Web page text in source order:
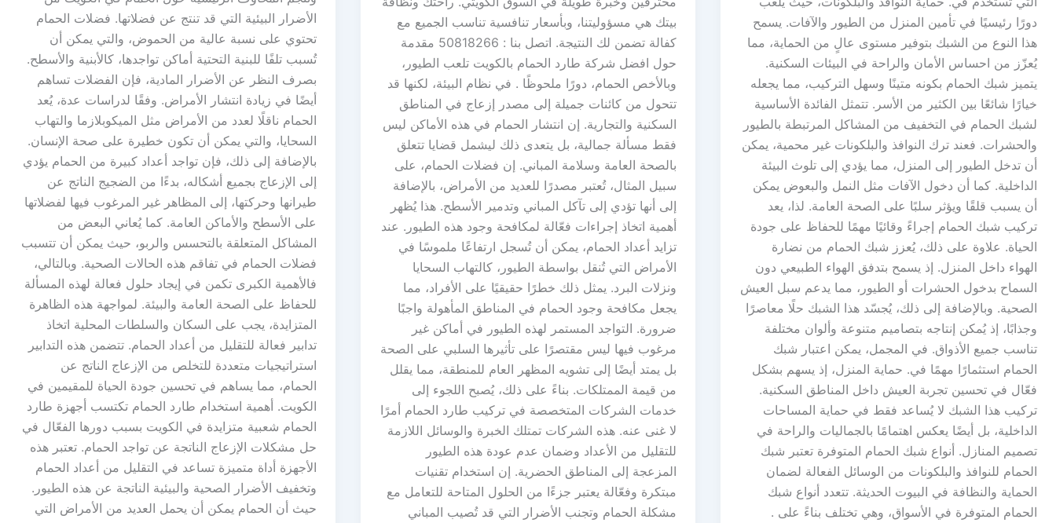
دورًا رئيسيًا في تأمين المنزل من الطيور والآفات. يسمح
هذا النوع من الشبك بتوفير مستوى عالٍ من الحماية، مما
يُعزّز من احساس الأمان والراحة في البيئات السكنية.
يتميز شبك الحمام بكونه متينًا وسهل التركيب، مما يجعله
خيارًا شائعًا بين الكثير من الأسر. تتمثل الفائدة الأساسية
لشبك الحمام في التخفيف من المشاكل المرتبطة بالطيور
والحشرات. فعند ترك النوافذ والبلكونات غير محمية، يمكن
أن تدخل الطيور إلى المنزل، مما يؤدي إلى تلوث البيئة
الداخلية. كما أن دخول الآفات مثل النمل والبعوض يمكن
أن يسبب قلقًا ويؤثر سلبًا على الصحة العامة. لذا، يعد
تركيب شبك الحمام إجراءً وقائيًا مهمًا للحفاظ على جودة
الحياة. علاوة على ذلك، يُعزز شبك الحمام من نضارة
الهواء داخل المنزل. إذ يسمح بتدفق الهواء الطبيعي دون
السماح بدخول الحشرات أو الطيور، مما يدعم سبل العيش
الصحية. وبالإضافة إلى ذلك، يُجسّد هذا الشبك حلًا معاصرًا
وجذابًا، إذ يُمكن إنتاجه بتصاميم متنوعة وألوان مختلفة
تناسب جميع الأذواق. في المجمل، يمكن اعتبار شبك
الحمام استثمارًا مهمًا في. حماية المنزل، إذ يسهم بشكل
فعّال في تحسين تجربة العيش داخل المناطق السكنية.
تركيب هذا الشبك لا يُساعد فقط في حماية المساحات
الداخلية، بل أيضًا يعكس اهتمامًا بالجماليات والراحة في
تصميم المنازل. أنواع شبك الحمام المتوفرة تعتبر شبك
الحمام للنوافذ والبلكونات من الوسائل الفعالة لضمان
الحماية والنظافة في البيوت الحديثة. تتعدد أنواع شبك
الحمام المتوفرة في الأسواق، وهي تختلف بناءً على .
بيتك هي مسؤوليتنا، وبأسعار تنافسية تناسب الجميع مع
كفالة تضمن لك النتيجة. اتصل بنا : 50818266 مقدمة
حول افضل شركة طارد الحمام بالكويت تلعب الطيور،
وبالأخص الحمام، دورًا ملحوظًا . في نظام البيئة، لكنها قد
تتحول من كائنات جميلة إلى مصدر إزعاج في المناطق
السكنية والتجارية. إن انتشار الحمام في هذه الأماكن ليس
فقط مسألة جمالية، بل يتعدى ذلك ليشمل قضايا تتعلق
بالصحة العامة وسلامة المباني. إن فضلات الحمام، على
سبيل المثال، تُعتبر مصدرًا للعديد من الأمراض، بالإضافة
إلى أنها تؤدي إلى تآكل المباني وتدمير الأسطح. هذا يُظهر
أهمية اتخاذ إجراءات فعّالة لمكافحة وجود هذه الطيور. عند
تزايد أعداد الحمام، يمكن أن تُسجل ارتفاعًا ملموسًا في
الأمراض التي تُنقل بواسطة الطيور، كالتهاب السحايا
ونزلات البرد. يمثل ذلك خطرًا حقيقيًا على الأفراد، مما
يجعل مكافحة وجود الحمام في المناطق المأهولة واجبًا
ضرورة. التواجد المستمر لهذه الطيور في أماكن غير
مرغوب فيها ليس مقتصرًا على تأثيرها السلبي على الصحة
بل يمتد أيضًا إلى تشويه المظهر العام للمنطقة، مما يقلل
من قيمة الممتلكات. بناءً على ذلك، يُصبح اللجوء إلى
خدمات الشركات المتخصصة في تركيب طارد الحمام أمرًا
لا غنى عنه. هذه الشركات تمتلك الخبرة والوسائل اللازمة
للتقليل من الأعداد وضمان عدم عودة هذه الطيور
المزعجة إلى المناطق الحضرية. إن استخدام تقنيات
مبتكرة وفعّالة يعتبر جزءًا من الحلول المتاحة للتعامل مع
مشكلة الحمام وتجنب الأضرار التي قد تُصيب المباني
الأضرار البيئية التي قد تنتج عن فضلاتها. فضلات الحمام
تحتوي على نسبة عالية من الحموض، والتي يمكن أن
تُسبب تلفًا للبنية التحتية أماكن تواجدها، كالأبنية والأسطح.
بصرف النظر عن الأضرار المادية، فإن الفضلات تساهم
أيضًا في زيادة انتشار الأمراض. وفقًا لدراسات عدة، يُعد
الحمام ناقلًا لعدد من الأمراض مثل الميكوبلازما والتهاب
السحايا، والتي يمكن أن تكون خطيرة على صحة الإنسان.
بالإضافة إلى ذلك، فإن تواجد أعداد كبيرة من الحمام يؤدي
إلى الإزعاج بجميع أشكاله، بدءًا من الضجيج الناتج عن
طيرانها وحركتها، إلى المظاهر غير المرغوب فيها لفضلاتها
على الأسطح والأماكن العامة. كما يُعاني البعض من
المشاكل المتعلقة بالتحسس والربو، حيث يمكن أن تتسبب
فضلات الحمام في تفاقم هذه الحالات الصحية. وبالتالي،
فالأهمية الكبرى تكمن في إيجاد حلول فعالة لهذه المسألة
للحفاظ على الصحة العامة والبيئة. لمواجهة هذه الظاهرة
المتزايدة، يجب على السكان والسلطات المحلية اتخاذ
تدابير فعالة للتقليل من أعداد الحمام. تتضمن هذه التدابير
استراتيجيات متعددة للتخلص من الإزعاج الناتج عن
الحمام، مما يساهم في تحسين جودة الحياة للمقيمين في
الكويت. أهمية استخدام طارد الحمام تكتسب أجهزة طارد
الحمام شعبية متزايدة في الكويت بسبب دورها الفعّال في
حل مشكلات الإزعاج الناتجة عن تواجد الحمام. تعتبر هذه
الأجهزة أداة متميزة تساعد في التقليل من أعداد الحمام
وتخفيف الأضرار الصحية والبيئية الناتجة عن هذه الطيور.
حيث أن الحمام يمكن أن يحمل العديد من الأمراض التي